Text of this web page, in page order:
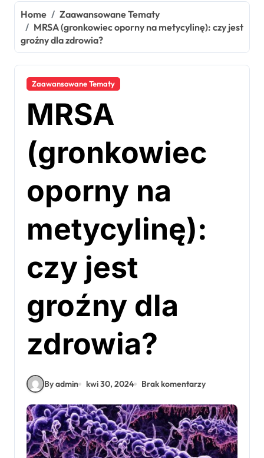
Home
Zaawansowane Tematy
MRSA (gronkowiec oporny na metycylinę): czy jest
groźny dla zdrowia?
Zaawansowane Tematy
MRSA
(gronkowiec
oporny na
metycylinę):
czy jest
groźny dla
zdrowia?
By admin kwi 30, 2024 Brak komentarzy